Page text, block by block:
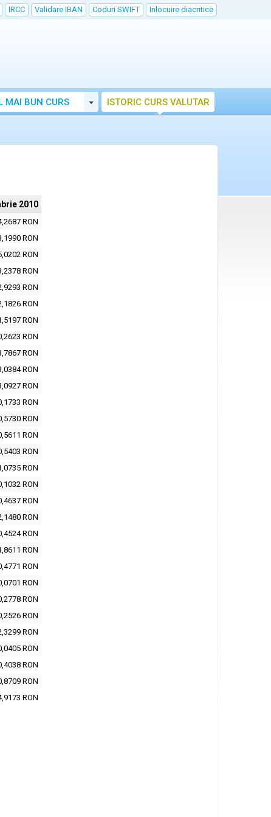
IRCC Validare IBAN Coduri SWIFT Inlocuire diacritice
MAI BUN CURS Toggle Dropdown
ISTORIC CURS VALUTAR
2010
RON
RON
RON
RON
RON
RON
RON
RON
RON
RON
RON
RON
RON
RON
RON
RON
RON
RON
RON
RON
RON
RON
RON
RON
RON
RON
RON
RON
RON
RON